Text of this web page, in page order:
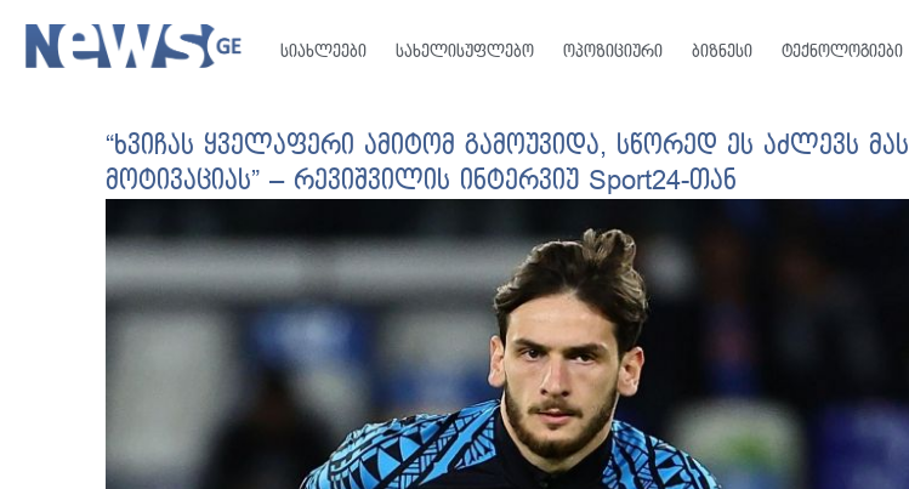
სიახლეები სახელისუფლებო ოპოზიციური ბიზნესი ტექნოლოგიები
“ხვიჩას ყველაფერი ამიტომ გამოუვიდა, სწორედ ეს აძლევს მას
მოტივაციას” – რევიშვილის ინტერვიუ Sport24-თან